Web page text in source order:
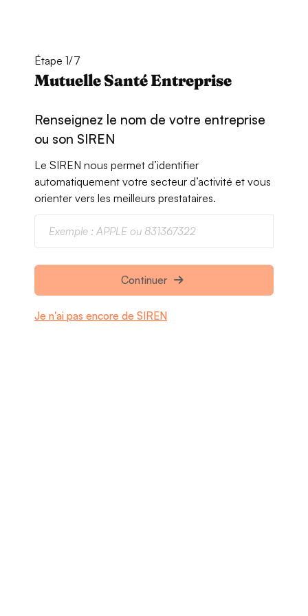
Étape 1/7
Mutuelle Santé Entreprise
Renseignez le nom de votre entreprise
ou son SIREN
Le SIREN nous permet d’identifier
automatiquement votre secteur d’activité et vous
orienter vers les meilleurs prestataires.
Continuer
Je n'ai pas encore de SIREN